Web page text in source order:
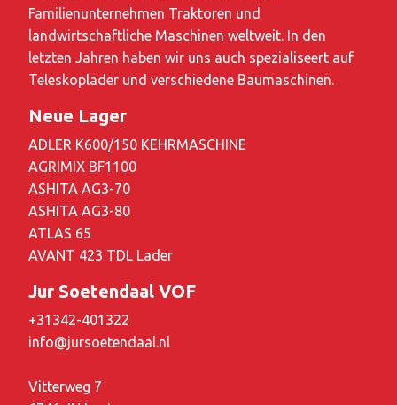
Familienunternehmen Traktoren und
landwirtschaftliche Maschinen weltweit. In den
letzten Jahren haben wir uns auch spezialiseert auf
Teleskoplader und verschiedene Baumaschinen.
Neue Lager
ADLER K600/150 KEHRMASCHINE
AGRIMIX BF1100
ASHITA AG3-70
ASHITA AG3-80
ATLAS 65
AVANT 423 TDL Lader
Jur Soetendaal VOF
+31342-401322
info@jursoetendaal.nl
Vitterweg 7